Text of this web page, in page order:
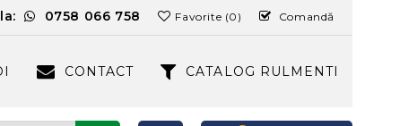
0758 066 758 Favorite (0) Comandă
CONTACT CATALOG RULMENTI